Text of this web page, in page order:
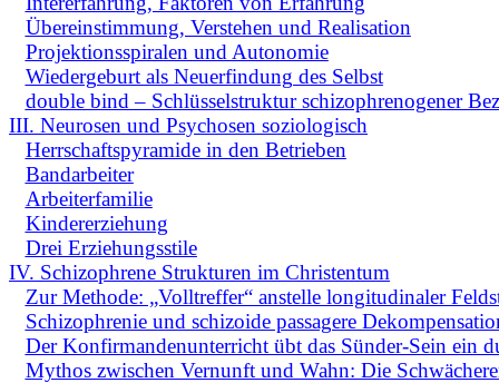
Übereinstimmung, Verstehen und Realisation
Projektionsspiralen und Autonomie
Wiedergeburt als Neuerfindung des Selbst
double bind – Schlüsselstruktur schizophrenogener
III. Neurosen und Psychosen soziologisch
Herrschaftspyramide in den Betrieben
Bandarbeiter
Arbeiterfamilie
Kindererziehung
Drei Erziehungsstile
IV. Schizophrene Strukturen im Christentum
Zur Methode: „Volltreffer“ anstelle longitudinaler
Schizophrenie und schizoide passagere
Der Konfirmandenunterricht übt das Sünder-Sein ein
Mythos zwischen Vernunft und Wahn: Die